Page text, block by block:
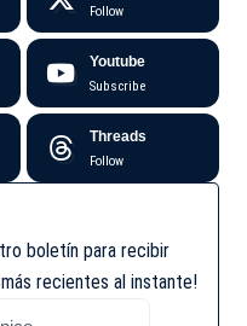
Follow
Youtube
Subscribe
Threads
Follow
boletín para recibir
recientes al instante!